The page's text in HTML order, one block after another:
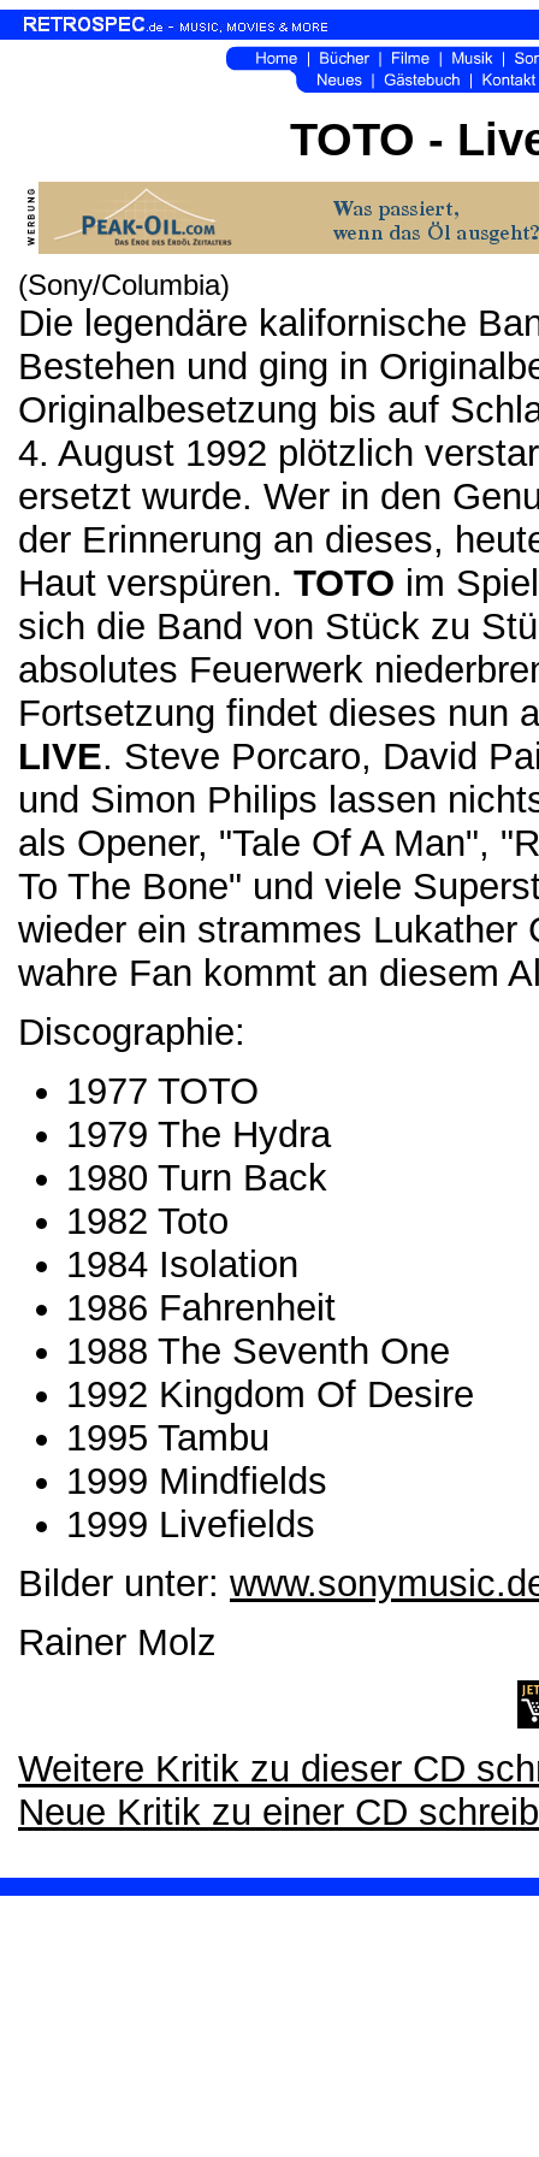
TOTO -
(Sony/Columbia)
Die legendäre kalifornische
Bestehen und ging in
Originalbesetzung bis auf
4. August 1992 plötzlich
ersetzt wurde. Wer in den
der Erinnerung an dieses,
Haut verspüren. TOTO im
sich die Band von Stück zu
absolutes Feuerwerk
Fortsetzung findet dieses nun
LIVE. Steve Porcaro, David
und Simon Philips lassen
als Opener, "Tale Of A Man",
To The Bone" und viele
wieder ein strammes Lukather
wahre Fan kommt an diesem
Discographie:
1977 TOTO
1979 The Hydra
1980 Turn Back
1982 Toto
1984 Isolation
1986 Fahrenheit
1988 The Seventh One
1992 Kingdom Of Desire
1995 Tambu
1999 Mindfields
1999 Livefields
Bilder unter:
Rainer Molz
Weitere Kritik zu dieser CD
Neue Kritik zu einer CD